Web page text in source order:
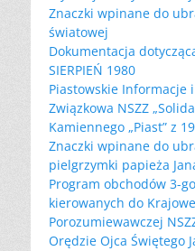
Znaczki wpinane do
światowej
Dokumentacja
SIERPIEŃ 1980
Piastowskie Informacje
Związkowa NSZZ
Kamiennego „Piast” z
Znaczki wpinane do
pielgrzymki papieża
Program obchodów 3-
kierowanych do
Porozumiewawczej
Orędzie Ojca Świętego